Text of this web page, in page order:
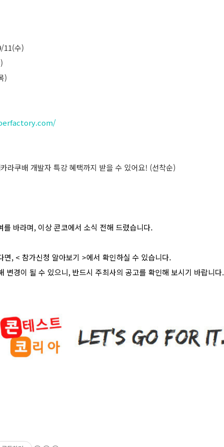
11(수)
)
라쿠배 개발자 특강 혜택까지 받을 수 있어요! (선착순)
를 바라며, 이상 콘코에서 소식 전해 드렸습니다.
면, < 참가신청 알아보기 >에서 확인하실 수 있습니다.
변경이 될 수 있으니, 반드시 주최사의 공고를 확인해 보시기 바랍니다.